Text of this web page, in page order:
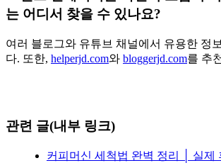
는 어디서 찾을 수 있나요?
여러 블로그와 유튜브 채널에서 유용한 정
다. 또한, helperjd.com와 bloggerjd.com를 추
관련 글(내부 링크)
커피머신 세척법 완벽 정리 │ 실제